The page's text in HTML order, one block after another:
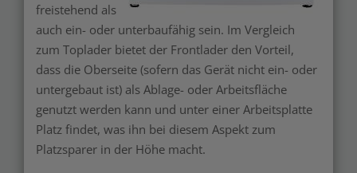
freistehend als
auch ein- oder unterbaufähig sein. Im Vergleich
zum Toplader bietet der Frontlader den Vorteil,
dass die Oberseite (sofern das Gerät nicht ein- oder
untergebaut ist) als Ablage- oder Arbeitsfläche
genutzt werden kann und unter einer Arbeitsplatte
Platz findet, was ihn bei diesem Aspekt zum
Platzsparer in der Höhe macht.